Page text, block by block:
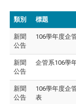
類別 標題
新聞
公告
106學年度企
新聞
公告
企管系106學
新聞
公告
106學年度企
表